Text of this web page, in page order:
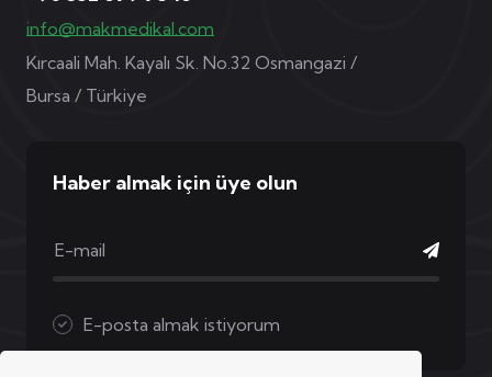
info@makmedikal.com
Kırcaali Mah. Kayalı Sk. No.32 Osmangazi /
Bursa / Türkiye
Haber almak için üye olun
E-posta almak istiyorum